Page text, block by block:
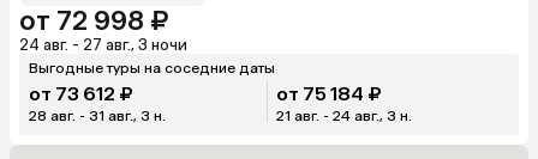
от 72 998 ₽
24 авг. - 27 авг., 3 ночи
Выгодные туры на соседние даты
от 73 612 ₽
28 авг. - 31 авг., 3 н.
от 75 184 ₽
21 авг. - 24 авг., 3 н.